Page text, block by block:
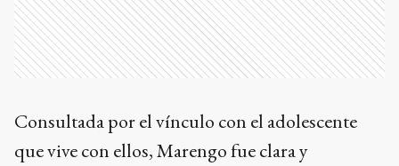
Consultada por el vínculo con el adolescente
que vive con ellos, Marengo fue clara y